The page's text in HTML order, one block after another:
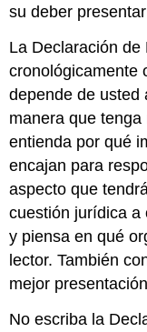
su deber
La Declaración
cronológicamente
depende de usted
manera que
entienda por qué
encajan para
aspecto que
cuestión jurídica a
y piensa en qué
lector. También
mejor
No escriba la